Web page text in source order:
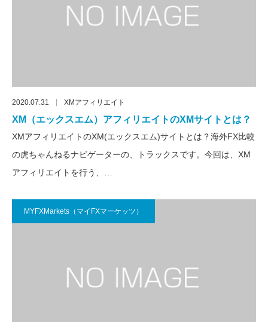
2020.07.31 XMアフィリエイト
XM（エックスエム）アフィリエイトのXMサイトとは？
XMアフィリエイトのXM(エックスエム)サイトとは？海外FX比較
の虎ちゃんねるナビゲーターの、トラックスです。今回は、XM
アフィリエイトを行う、…
MYFXMarkets（マイFXマーケッツ）